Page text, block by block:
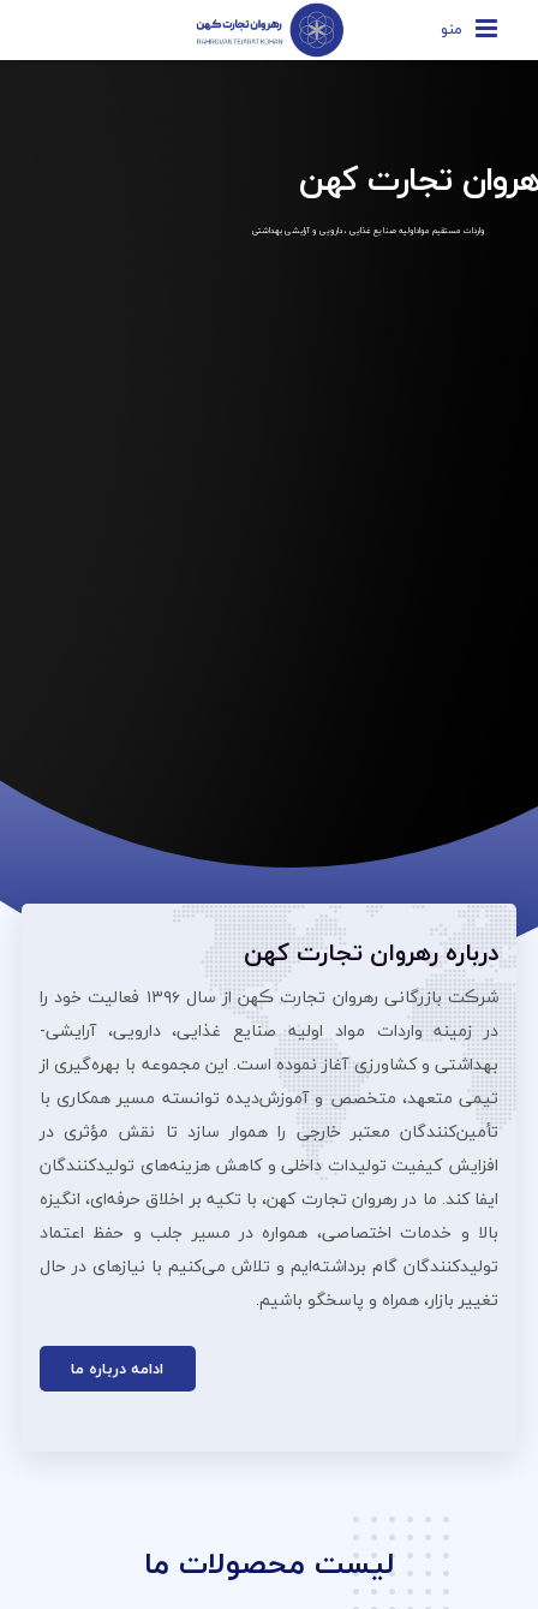
منو
تجارت کهن
واردات مستقیم مواداولیه صنایع غذایی ، دارویی و آرایشی بهداشتی
درباره رهروان تجارت کهن
شرڪت بازرگانی رهروان تجارت ڪهن از سال ۱۳۹۶ فعالیت خود را
در زمینه واردات مواد اولیه صنایع غذایی، دارویی، آرایشی‌-
بهداشتی و کشاورزی آغاز نموده است. این مجموعه با بهره‌گیری از
تیمی متعهد، متخصص و آموزش‌دیده توانسته مسیر همکاری با
تأمین‌کنندگان معتبر خارجی را هموار سازد تا نقش مؤثری در
افزایش کیفیت تولیدات داخلی و کاهش هزینه‌های تولیدکنندگان
ایفا کند. ما در رهروان تجارت کهن، با تکیه بر اخلاق حرفه‌ای، انگیزه
بالا و خدمات اختصاصی، همواره در مسیر جلب و حفظ اعتماد
تولیدکنندگان گام برداشته‌ایم و تلاش می‌کنیم با نیازهای در حال
تغییر بازار، همراه و پاسخگو باشیم.
ادامه درباره ما
لیست محصولات ما